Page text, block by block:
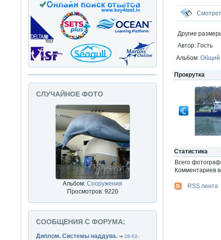
Другие
Автор: Гость
Альбом:Общий
Прокрутка
Статистика
Всего
Комментариев
RSS лента
СЛУЧАЙНОЕ ФОТО
Альбом:Сооружения
Просмотров: 9220
СООБЩЕНИЯ С ФОРУМА:
Диплом. Системы наддува. ⇒28-02-